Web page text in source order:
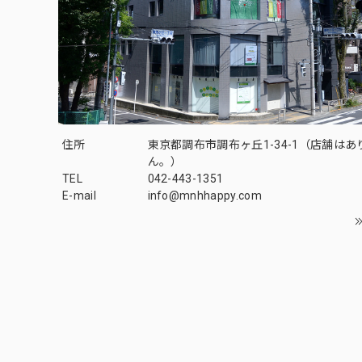
住所
東京都調布市調布ヶ丘1-34-1（店舗はあ
ん。）
TEL
042-443-1351
E-mail
info@mnhhappy.com